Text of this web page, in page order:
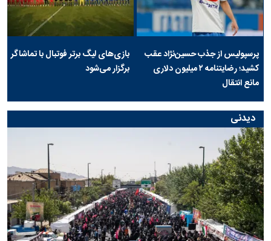
پرسپولیس از جذب حسین‌نژاد عقب
کشید؛ رضایتنامه ۲ میلیون دلاری
مانع انتقال
بازی‌های لیگ برتر فوتبال با تماشاگر
برگزار می‌شود
دیدنی